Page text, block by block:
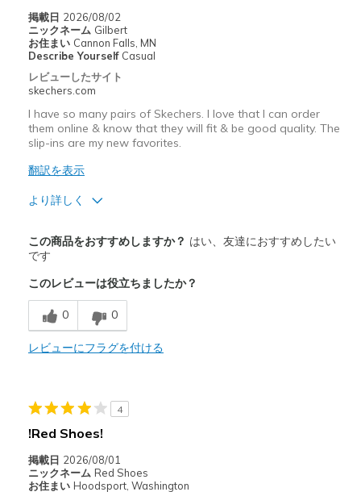
掲載日 2026/08/02
ニックネーム Gilbert
お住まい Cannon Falls, MN
Describe Yourself Casual
レビューしたサイト
skechers.com
I have so many pairs of Skechers. I love that I can order
them online & know that they will fit & be good quality. The
slip-ins are my new favorites.
翻訳を表示
より詳しく
Comfortable
Stylish
以下に最適
Casual Wear
Sizing
Feels true to size
View On Shoes
Shoes are for Wearing
この商品をおすすめしますか？ はい、友達におすすめしたい
です
このレビューは役立ちましたか？
0 0
レビューにフラグを付ける
4
!Red Shoes!
掲載日 2026/08/01
ニックネーム Red Shoes
お住まい Hoodsport, Washington